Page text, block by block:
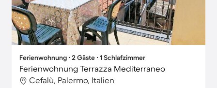
Ferienwohnung ∙ 2 Gäste ∙ 1 Schlafzimmer
Ferienwohnung Terrazza Mediterraneo
Cefalù, Palermo, Italien